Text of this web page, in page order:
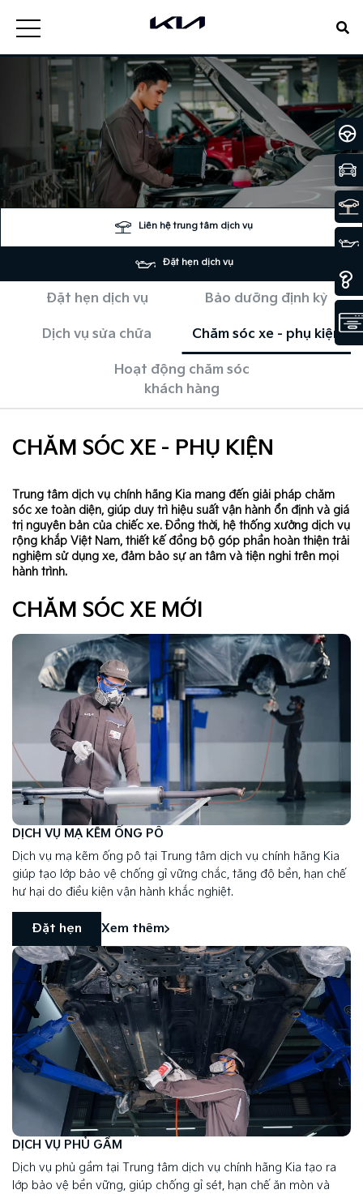
Liên hệ trung tâm dịch vụ
Đặt hẹn dịch vụ
Đặt hẹn dịch vụ Bảo dưỡng định kỳ
Dịch vụ sửa chữa Chăm sóc xe - phụ kiện
Hoạt động chăm sóc
khách hàng
CHĂM SÓC XE - PHỤ KIỆN
Trung tâm dịch vụ chính hãng Kia mang đến giải pháp chăm
sóc xe toàn diện, giúp duy trì hiệu suất vận hành ổn định và giá
trị nguyên bản của chiếc xe. Đồng thời, hệ thống xưởng dịch vụ
rộng khắp Việt Nam, thiết kế đồng bộ góp phần hoàn thiện trải
nghiệm sử dụng xe, đảm bảo sự an tâm và tiện nghi trên mọi
hành trình.
CHĂM SÓC XE MỚI
DỊCH VỤ MẠ KẼM ỐNG PÔ
Dịch vụ mạ kẽm ống pô tại Trung tâm dịch vụ chính hãng Kia
giúp tạo lớp bảo vệ chống gỉ vững chắc, tăng độ bền, hạn chế
hư hại do điều kiện vận hành khắc nghiệt.
Đặt hẹn Xem thêm
DỊCH VỤ PHỦ GẦM
Dịch vụ phủ gầm tại Trung tâm dịch vụ chính hãng Kia tạo ra
lớp bảo vệ bền vững, giúp chống gỉ sét, hạn chế ăn mòn và